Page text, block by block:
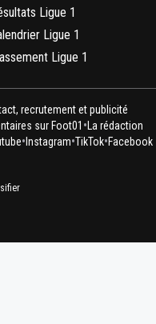
Ligue 1
Ligue 1
Ligue 1
recrutement et publicité
sur Foot01 • La rédaction
• Instagram•TikTok•Facebook